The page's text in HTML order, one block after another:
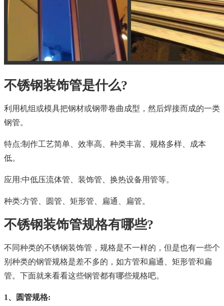
不锈钢装饰管是什么?
利用机组或模具把钢材或钢带卷曲成型，然后焊接而成的一类
钢管。
特点:制作工艺简单、效率高、种类丰富、规格多样、成本
低。
应用:中低压流体管、装饰管、换热设备用管等。
种类:方管、圆管、矩形管、扁通、扁管。
不锈钢装饰管规格有哪些?
不同种类的不锈钢装饰管，规格是不一样的，但是也有一些个
别种类的钢管规格是差不多的，如方管和扁通、矩形管和扁
管。下面就来看看这些钢管都有哪些规格吧。
1、圆管规格: